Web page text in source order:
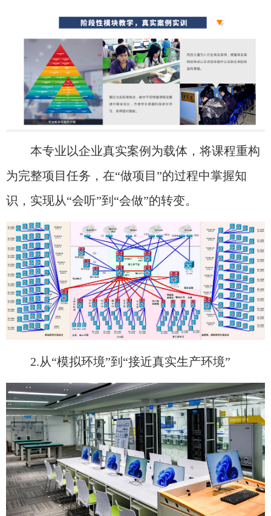
本专业以企业真实案例为载体，将课程重构
为完整项目任务，在“做项目”的过程中掌握知
识，实现从“会听”到“会做”的转变。
2.从“模拟环境”到“接近真实生产环境”